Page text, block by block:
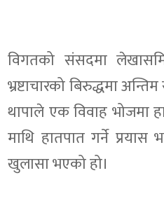
विगतको संसदमा
भ्रष्टाचारको बिरुद्धमा
थापाले एक विवाह भोजमा
माथि हातपात गर्ने
खुलासा भएको हो।